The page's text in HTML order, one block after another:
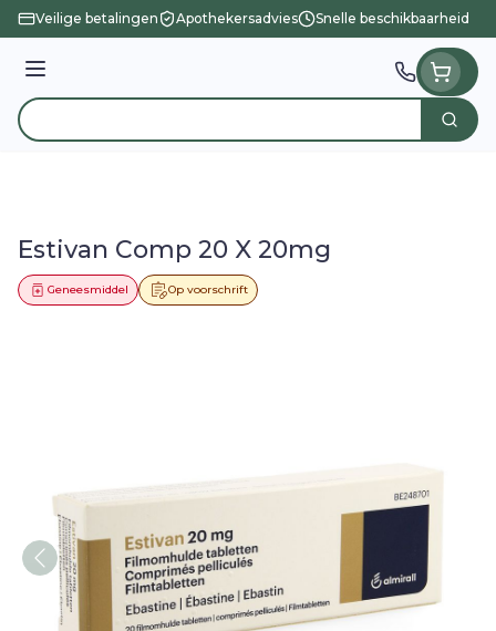
Ga naar de inhoud
Veilige betalingen Apothekersadvies Snelle beschikbaarheid
Menu
Product, merk, categorie... Zoek
Estivan Comp 20 X 20mg
Op voorschrift
Geneesmiddel